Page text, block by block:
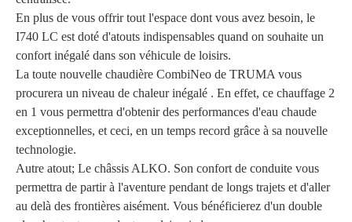
En plus de vous offrir tout l'espace dont vous avez besoin, le
I740 LC est doté d'atouts indispensables quand on souhaite un
confort inégalé dans son véhicule de loisirs.
La toute nouvelle chaudière CombiNeo de TRUMA vous
procurera un niveau de chaleur inégalé . En effet, ce chauffage 2
en 1 vous permettra d'obtenir des performances d'eau chaude
exceptionnelles, et ceci, en un temps record grâce à sa nouvelle
technologie.
Autre atout; Le châssis ALKO. Son confort de conduite vous
permettra de partir à l'aventure pendant de longs trajets et d'aller
au delà des frontières aisément. Vous bénéficierez d'un double